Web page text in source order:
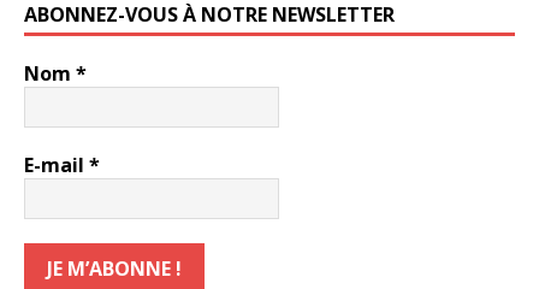
ABONNEZ-VOUS À NOTRE NEWSLETTER
Nom *
E-mail *